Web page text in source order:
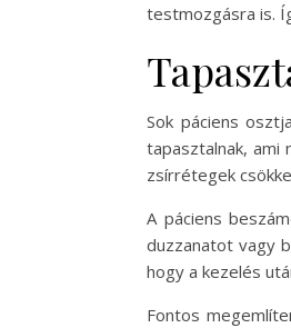
testmozgásra is.
Sok páciens
tapasztalnak,
zsírrétegek
A páciens
duzzanatot vagy
hogy a kezelés
Fontos